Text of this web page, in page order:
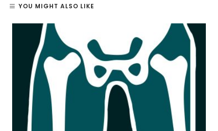
YOU MIGHT ALSO LIKE